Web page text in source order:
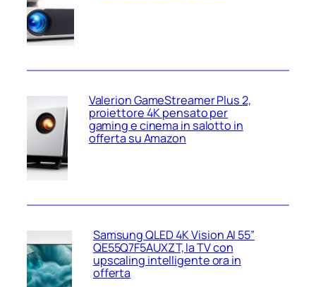
Valerion GameStreamer Plus 2,
proiettore 4K pensato per
gaming e cinema in salotto in
offerta su Amazon
Samsung QLED 4K Vision AI 55”
QE55Q7F5AUXZT, la TV con
upscaling intelligente ora in
offerta